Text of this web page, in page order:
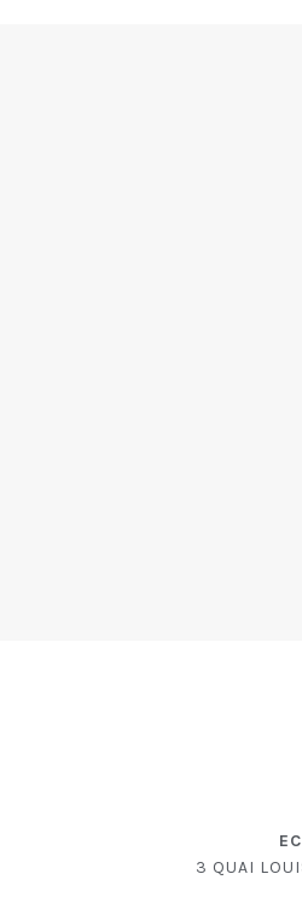
3 QUAI